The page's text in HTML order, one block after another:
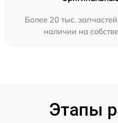
Более 20 тыс.
наличии на
Этапы